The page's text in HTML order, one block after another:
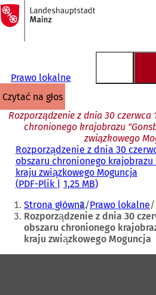
Przejdź do treści
Do
strony
głównej
Prawo lokalne
czytać na głos
Rozporządzenie z dnia 30 czerwca
chronionego krajobrazu
związkowego
Rozporządzenie z dnia 30
obszaru chronionego
kraju związkowego Moguncja
PDF-Plik 1,25 MB
Jesteś
tutaj:
Strona główna Prawo lokalne
Rozporządzenie z dnia 30
obszaru chronionego
kraju związkowego Moguncja